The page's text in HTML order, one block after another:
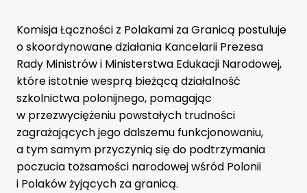
Komisja Łączności z Polakami za Granicą postuluje
o skoordynowane działania Kancelarii Prezesa
Rady Ministrów i Ministerstwa Edukacji Narodowej,
które istotnie wesprą bieżącą działalność
szkolnictwa polonijnego, pomagając
w przezwyciężeniu powstałych trudności
zagrażających jego dalszemu funkcjonowaniu,
a tym samym przyczynią się do podtrzymania
poczucia tożsamości narodowej wśród Polonii
i Polaków żyjących za granicą.